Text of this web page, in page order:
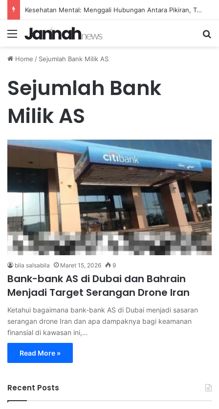
Kesehatan Mental: Menggali Hubungan Antara Pikiran, Tubuh, dan Emosi secara Mendalam
Menu
Home / Sejumlah Bank Milik AS
Sejumlah Bank
Milik AS
bila salsabila Maret 15, 2026 9
Bank-bank AS di Dubai dan Bahrain
Menjadi Target Serangan Drone Iran
Ketahui bagaimana bank-bank AS di Dubai menjadi sasaran
serangan drone Iran dan apa dampaknya bagi keamanan
finansial di kawasan ini,…
Read More »
Recent Posts